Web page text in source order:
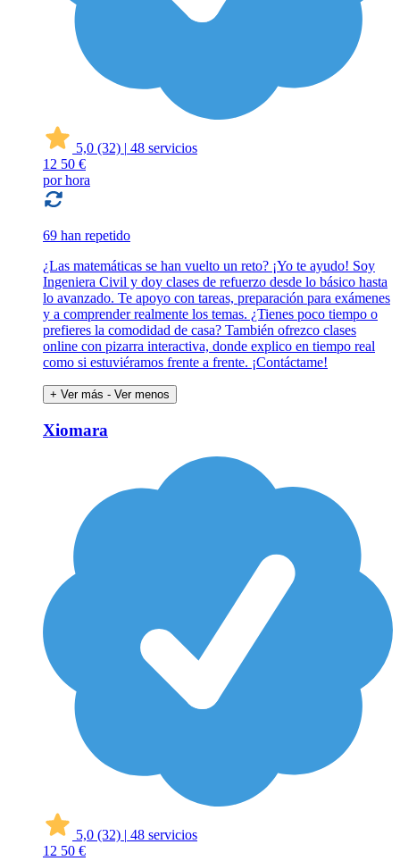
5,0 (32) | 48 servicios
12 50 €
por hora
69 han repetido
¿Las matemáticas se han vuelto un reto? ¡Yo te ayudo! Soy
Ingeniera Civil y doy clases de refuerzo desde lo básico hasta
lo avanzado. Te apoyo con tareas, preparación para exámenes
y a comprender realmente los temas. ¿Tienes poco tiempo o
prefieres la comodidad de casa? También ofrezco clases
online con pizarra interactiva, donde explico en tiempo real
como si estuviéramos frente a frente. ¡Contáctame!
+ Ver más - Ver menos
Xiomara
5,0 (32) | 48 servicios
12 50 €